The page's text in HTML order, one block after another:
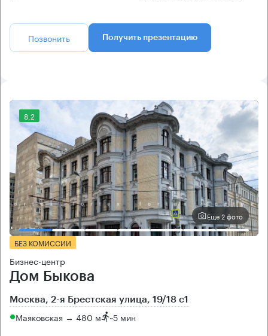
Позвонить Получить презентацию
8.2
Еще 2 фото
БЕЗ КОМИССИИ
Бизнес-центр
Дом Быкова
Москва, 2-я Брестская улица, 19/18 с1
Маяковская → 480 м ~5 мин